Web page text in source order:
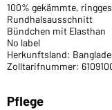
100% gekämmte,
Rundhalsausschnitt
Bündchen mit Elasthan
No label
Herkunftsland:
Zolltarifnummer:
Pflege